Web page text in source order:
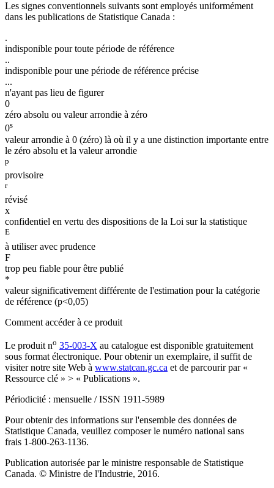
Les signes conventionnels suivants sont employés uniformément
dans les publications de Statistique Canada :
.
indisponible pour toute période de référence
..
indisponible pour une période de référence précise
...
n'ayant pas lieu de figurer
0
zéro absolu ou valeur arrondie à zéro
0s
valeur arrondie à 0 (zéro) là où il y a une distinction importante entre
le zéro absolu et la valeur arrondie
p
provisoire
r
révisé
x
confidentiel en vertu des dispositions de la Loi sur la statistique
E
à utiliser avec prudence
F
trop peu fiable pour être publié
*
valeur significativement différente de l'estimation pour la catégorie
de référence (p<0,05)
Comment accéder à ce produit
Le produit no 35-003-X au catalogue est disponible gratuitement
sous format électronique. Pour obtenir un exemplaire, il suffit de
visiter notre site Web à www.statcan.gc.ca et de parcourir par «
Ressource clé » > « Publications ».
Périodicité : mensuelle / ISSN 1911-5989
Pour obtenir des informations sur l'ensemble des données de
Statistique Canada, veuillez composer le numéro national sans
frais 1-800-263-1136.
Publication autorisée par le ministre responsable de Statistique
Canada. © Ministre de l'Industrie, 2016.